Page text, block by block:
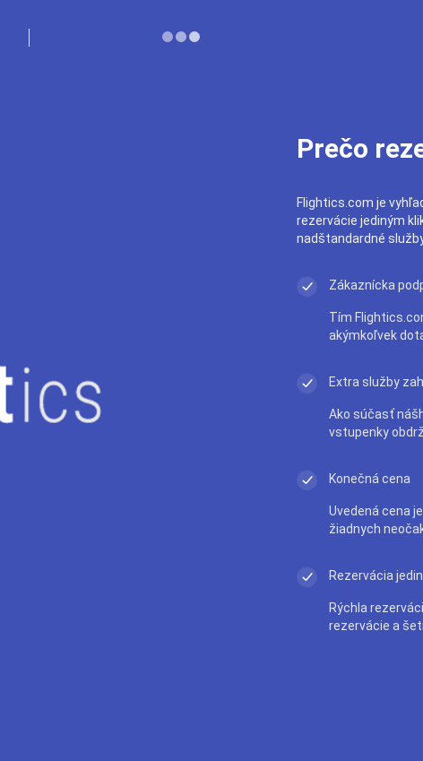
Prečo
Flightics.com je
rezervácie jediným
nadštandardné
Zákaznícka
Tím
akýmkoľvek
Extra služby
Ako súčasť
vstupenky
Konečná cena
Uvedená cena
žiadnych
Rezervácia
Rýchla
rezervácie a